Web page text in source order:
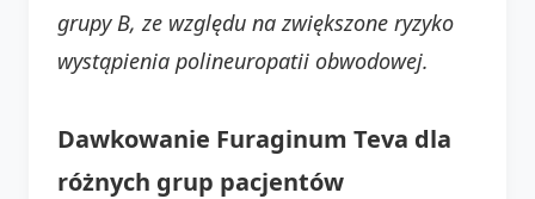
grupy B, ze względu na zwiększone ryzyko
wystąpienia polineuropatii obwodowej.
Dawkowanie Furaginum Teva dla
różnych grup pacjentów